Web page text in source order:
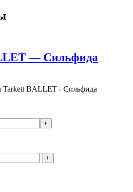
— Сильфида
Tarkett BALLET - Сильфида
+
+